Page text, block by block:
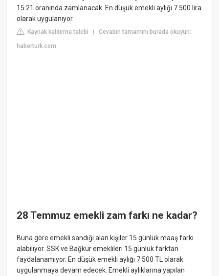
15.21 oranında zamlanacak. En düşük emekli aylığı 7.500 lira
olarak uygulanıyor.
Kaynak kaldırma talebi |Cevabın tamamını burada okuyun:
haberturk.com
28 Temmuz emekli zam farkı ne kadar?
Buna göre emekli sandığı alan kişiler 15 günlük maaş farkı
alabiliyor. SSK ve Bağkur emeklileri 15 günlük farktan
faydalanamıyor. En düşük emekli aylığı 7.500 TL olarak
uygulanmaya devam edecek. Emekli aylıklarına yapılan